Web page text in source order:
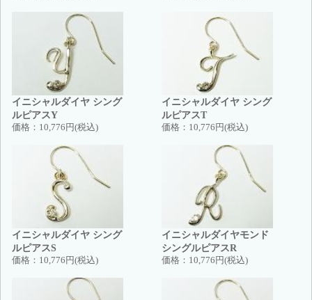
イニシャルダイヤ シング
ルピアスY
価格： 10,776円(税込)
イニシャルダイヤ シング
ルピアスT
価格： 10,776円(税込)
イニシャルダイヤ シング
ルピアスS
価格： 10,776円(税込)
イニシャルダイヤモンド
シングルピアスR
価格： 10,776円(税込)